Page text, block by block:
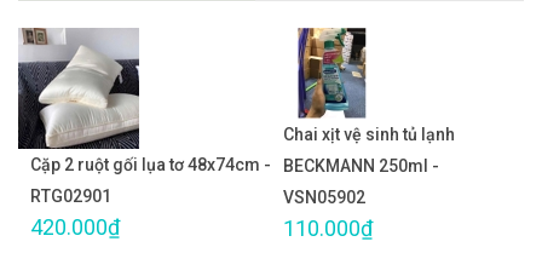
Cặp 2 ruột gối lụa tơ 48x74cm -
RTG02901
420.000₫
Chai xịt vệ sinh tủ lạnh
BECKMANN 250ml -
VSN05902
110.000₫